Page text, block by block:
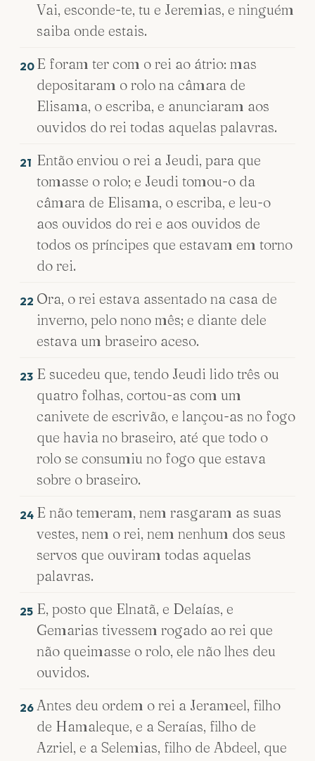
Vai, esconde-te, tu e Jeremias, e ninguém
saiba onde estais.
20 E foram ter com o rei ao átrio: mas
depositaram o rolo na câmara de
Elisama, o escriba, e anunciaram aos
ouvidos do rei todas aquelas palavras.
21 Então enviou o rei a Jeudi, para que
tomasse o rolo; e Jeudi tomou-o da
câmara de Elisama, o escriba, e leu-o
aos ouvidos do rei e aos ouvidos de
todos os príncipes que estavam em torno
do rei.
22 Ora, o rei estava assentado na casa de
inverno, pelo nono mês; e diante dele
estava um braseiro aceso.
23 E sucedeu que, tendo Jeudi lido três ou
quatro folhas, cortou-as com um
canivete de escrivão, e lançou-as no fogo
que havia no braseiro, até que todo o
rolo se consumiu no fogo que estava
sobre o braseiro.
24 E não temeram, nem rasgaram as suas
vestes, nem o rei, nem nenhum dos seus
servos que ouviram todas aquelas
palavras.
25 E, posto que Elnatã, e Delaías, e
Gemarias tivessem rogado ao rei que
não queimasse o rolo, ele não lhes deu
ouvidos.
26 Antes deu ordem o rei a Jerameel, filho
de Hamaleque, e a Seraías, filho de
Azriel, e a Selemias, filho de Abdeel, que